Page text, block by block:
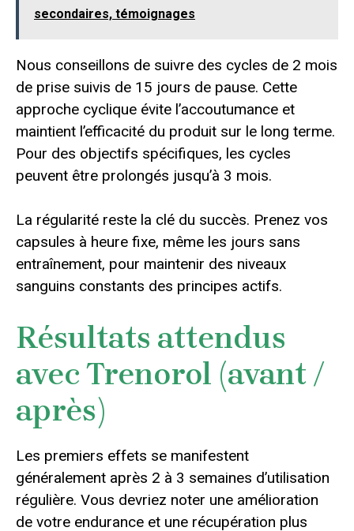
secondaires, témoignages
Nous conseillons de suivre des cycles de 2 mois
de prise suivis de 15 jours de pause. Cette
approche cyclique évite l’accoutumance et
maintient l’efficacité du produit sur le long terme.
Pour des objectifs spécifiques, les cycles
peuvent être prolongés jusqu’à 3 mois.
La régularité reste la clé du succès. Prenez vos
capsules à heure fixe, même les jours sans
entraînement, pour maintenir des niveaux
sanguins constants des principes actifs.
Résultats attendus
avec Trenorol (avant /
après)
Les premiers effets se manifestent
généralement après 2 à 3 semaines d’utilisation
régulière. Vous devriez noter une amélioration
de votre endurance et une récupération plus